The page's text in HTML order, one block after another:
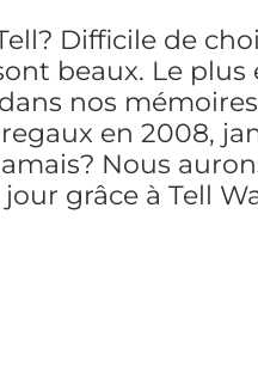
Difficile de
beaux. Le plus
nos
en 2008,
Nous
grâce à Tell